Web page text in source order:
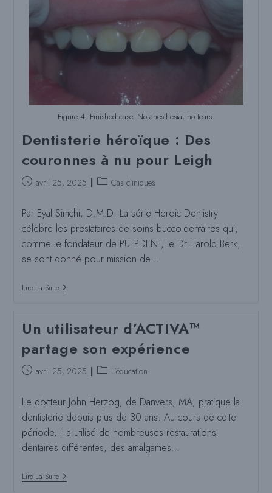
Figure 4. Finished case. No anesthesia, no tears.
Dentisterie héroïque : Des
couronnes à nu pour Leigh
Poste
:
avril 25, 2025
Catégorie
poste
:
Cas cliniques
Par Eyal Simchi, D.M.D. La série Heroic Dentistry
célèbre les prestataires de soins bucco-dentaires qui,
comme le fondateur de PULPDENT, le Dr Harold Berk,
se sont donné pour mission de…
Lire La SuiteDentisterie
Héroïque
Couronnes
À
Nu
Pour
Leigh
Un utilisateur d’ACTIVA™
partage son expérience
Poste
:
avril 25, 2025
Catégorie
:
L'éducation
Le docteur John Herzog, de Danvers, MA, pratique la
dentisterie depuis plus de 30 ans. Au cours de cette
période, il a utilisé de nombreuses restaurations
dentaires différentes, des amalgames…
Lire La SuiteUn
Utilisateur